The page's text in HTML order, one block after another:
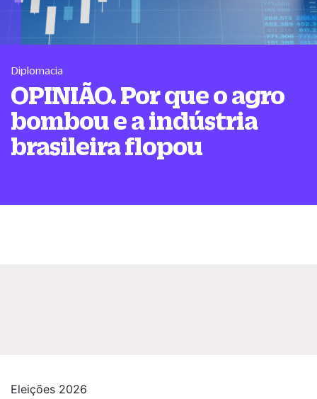
Diplomacia
OPINIÃO. Por que o agro
bombou e a indústria
brasileira flopou
Eleições 2026